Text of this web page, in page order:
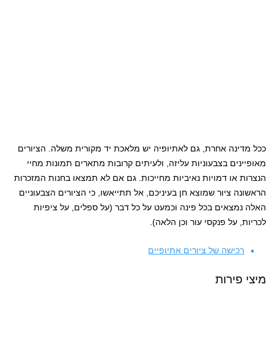
ככל מדינה אחרת, גם לאתיופיה יש מלאכת יד מקורית משלה. הציורים
מאופיינים בצבעוניות עליזה, ולעיתים קרובות מתארים תמונות מחיי
הנצרות או דמויות נאיביות מחייכות. גם אם לא תמצאו בחנות המזכרות
הראשונה ציור שמוצא חן בעיניכם, אל תתייאשו, כי הציורים הצבעוניים
האלה נמצאים בכל פינה וכמעט על כל דבר (על ספלים, על ציפיות
לכריות, על פנקסי עור וכן הלאה).
רכישה של ציורים אתיופיים
מיצי פירות